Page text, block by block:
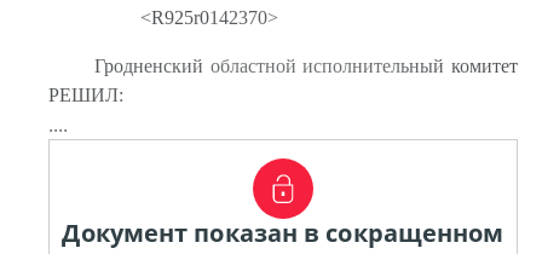
<R925r0142370>
Гродненский областной исполнительный комитет
РЕШИЛ:
....
Документ показан в сокращенном